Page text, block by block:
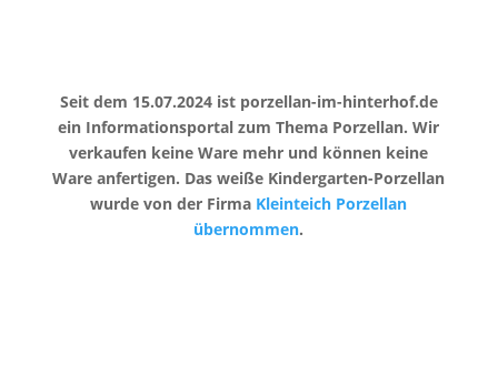
Seit dem 15.07.2024 ist porzellan-im-hinterhof.de
ein Informationsportal zum Thema Porzellan. Wir
verkaufen keine Ware mehr und können keine
Ware anfertigen. Das weiße Kindergarten-Porzellan
wurde von der Firma Kleinteich Porzellan
übernommen.